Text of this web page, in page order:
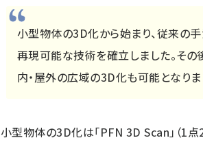
小型物体の3D化から始まり、従来の
再現可能な技術を確立しました。その
内・屋外の広域の3D化も可能となりま
小型物体の3D化は「PFN 3D Scan」（1